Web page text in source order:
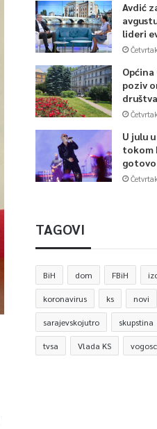
Avdić
lideri
poziv
U julu
tokom
gotovo
TAGOVI
BiH dom FBiH
koronavirus ks novi
sarajevskojutro skupstina
tvsa Vlada KS